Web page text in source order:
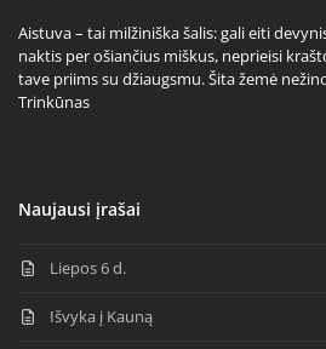
Aistuva – tai milžiniška šalis: gali eiti
naktis per ošiančius miškus, neprieisi
tave priims su džiaugsmu. Šita žemė
Trinkūnas
Naujausi įrašai
Liepos 6 d.
Išvyka į Kauną